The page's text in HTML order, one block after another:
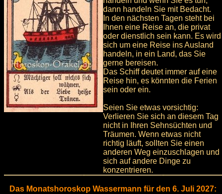
dann handeln Sie mit Bedacht.
In den nächsten Tagen steht bei
Ihnen eine Reise an, die privat
oder dienstlich sein kann. Es wird
sich um eine Reise ins Ausland
handeln, in ein Land, das Sie
gerne bereisen.
Das Schiff deutet immer auf eine
Reise hin, es könnten die Ferien
sein oder ein.
Seien Sie etwas vorsichtig:
Verlieren Sie sich an diesem Tag
nicht in Ihren Sehnsüchten und
Träumen. Wenn etwas nicht
richtig läuft, sollten Sie einen
anderen Weg einzuschlagen und
sich auf andere Dinge zu
konzentrieren.
Das Monatshoroskop Wassermann für den 6. Juli 2027: